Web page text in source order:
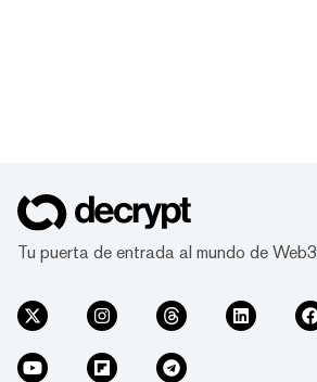
Tu puerta de entrada al mundo de Web3